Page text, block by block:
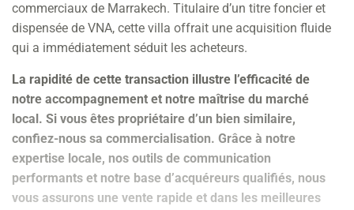
commerciaux de Marrakech. Titulaire d’un titre foncier et
dispensée de VNA, cette villa offrait une acquisition fluide
qui a immédiatement séduit les acheteurs.
La rapidité de cette transaction illustre l’efficacité de
notre accompagnement et notre maîtrise du marché
local. Si vous êtes propriétaire d’un bien similaire,
confiez-nous sa commercialisation. Grâce à notre
expertise locale, nos outils de communication
performants et notre base d’acquéreurs qualifiés, nous
vous assurons une vente rapide et dans les meilleures